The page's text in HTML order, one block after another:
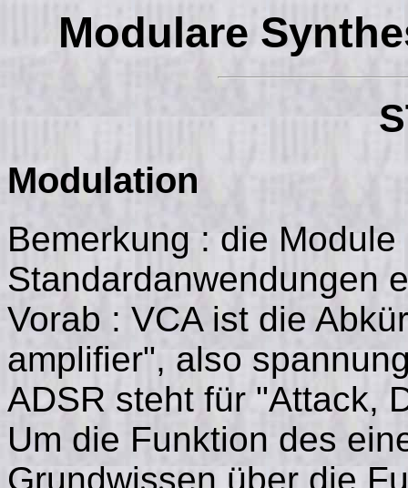
Modulare
Modulation
Bemerkung : die Module
Standardanwendungen
Vorab : VCA ist die
amplifier", also
ADSR steht für "Attack,
Um die Funktion des
Grundwissen über die